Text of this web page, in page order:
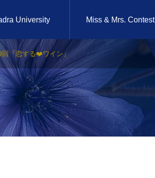
University Miss & Mrs. Contest
2025年2月14日
第39回 『恋する❤️ワイ
ン』
回『恋する❤️ワイン』